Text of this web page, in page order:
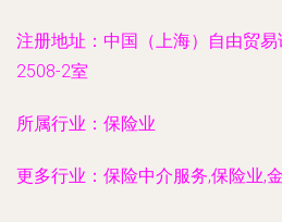
注册地址： 中国（上海）自由贸
2508-2室
所属行业： 保险业
更多行业： 保险中介服务,保险业,